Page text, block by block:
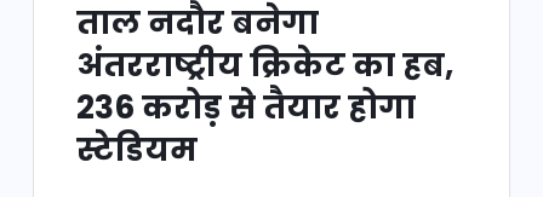
ताल नदौर बनेगा
अंतरराष्ट्रीय क्रिकेट का हब,
236 करोड़ से तैयार होगा
स्टेडियम